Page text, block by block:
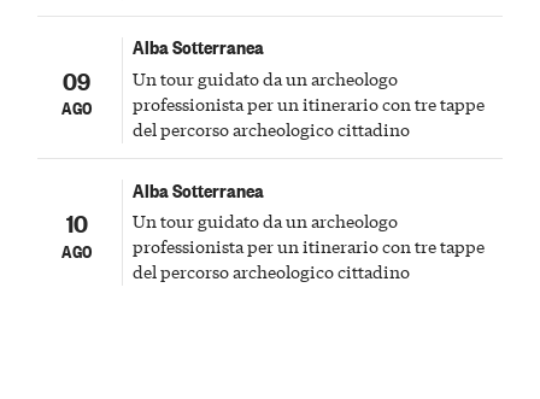
09
AGO
Alba Sotterranea
Un tour guidato da un archeologo
professionista per un itinerario con tre tappe
del percorso archeologico cittadino
10
AGO
Alba Sotterranea
Un tour guidato da un archeologo
professionista per un itinerario con tre tappe
del percorso archeologico cittadino